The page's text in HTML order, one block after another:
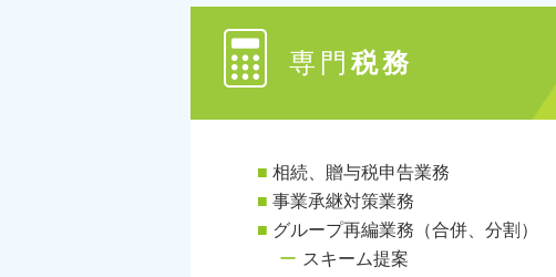
専門 税務
相続、贈与税申告業務
事業承継対策業務
グループ再編業務（合併、分割）
スキーム提案